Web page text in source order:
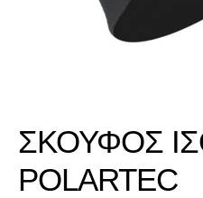
ΣΚΟΥΦΟΣ
POLARTEC